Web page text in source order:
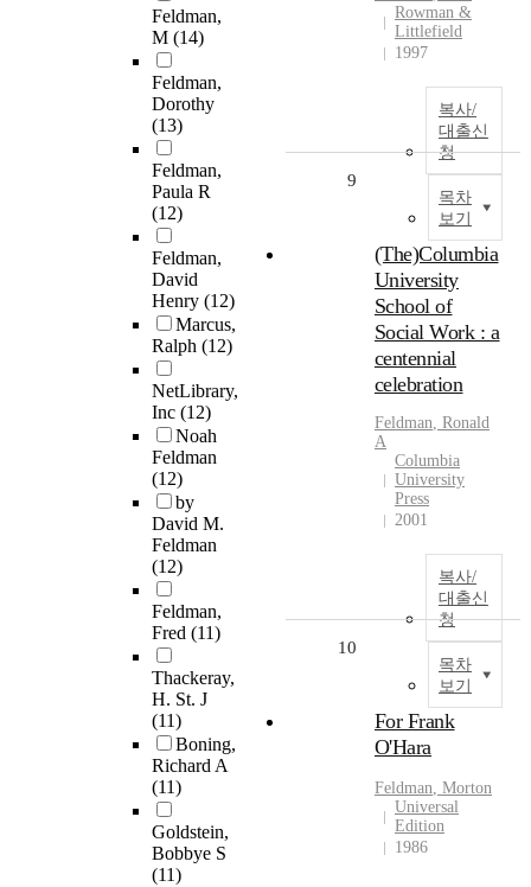
Feldman,
M (14)
Feldman,
Dorothy
(13)
Feldman,
Paula R
(12)
Feldman,
David
Henry (12)
Marcus,
Ralph (12)
NetLibrary,
Inc (12)
Noah
Feldman
(12)
by
David M.
Feldman
(12)
Feldman,
Fred (11)
Thackeray,
H. St. J
(11)
Boning,
Richard A
(11)
Goldstein,
Bobbye S
(11)
Rowman &
Littlefield
1997
복사/
대출신
청
목차
보기
9
(The)Columbia
University
School of
Social Work : a
centennial
celebration
Feldman, Ronald
A
Columbia
University
Press
2001
복사/
대출신
청
목차
보기
10
For Frank
O'Hara
Feldman, Morton
Universal
Edition
1986